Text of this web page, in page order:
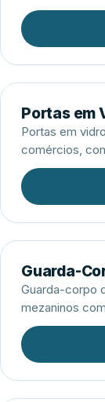
Portas em
Portas em
comércios,
Guarda-
Guarda-corpo
mezaninos